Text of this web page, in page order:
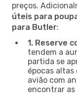
preços.
úteis para
para Butler:
1. Reserve
tendem a
partida se
épocas altas
avião com
encontrar